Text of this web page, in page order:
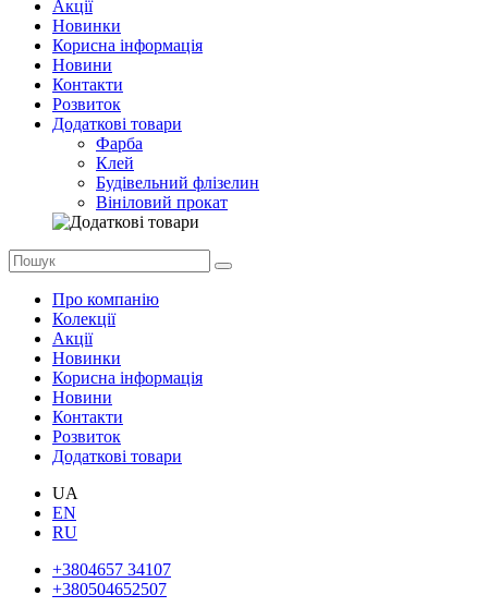
Акції
Новинки
Корисна інформація
Новини
Контакти
Розвиток
Додаткові товари
Фарба
Клей
Будівельний флізелин
Вініловий прокат
Про компанію
Колекції
Акції
Новинки
Корисна інформація
Новини
Контакти
Розвиток
Додаткові товари
UA
EN
RU
+3804657 34107
+380504652507